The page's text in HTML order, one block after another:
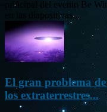
principal del evento Be
en las diapositivas...
El gran problema
los extraterrestres...